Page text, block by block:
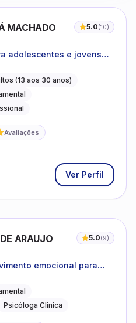
MACHADO 5.0(10)
adolescentes e jovens
e orientação
(13 aos 30 anos)
Avaliações
Ver Perfil
DE ARAUJO 5.0(9)
emocional para
Psicóloga Clínica